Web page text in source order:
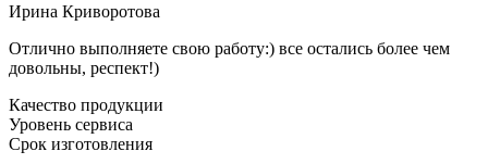
Ирина Криворотова
Отлично выполняете свою работу:) все остались более чем
довольны, респект!)
Качество продукции
Уровень сервиса
Срок изготовления